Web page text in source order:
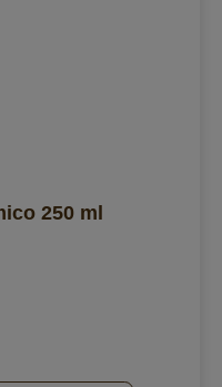
250 ml